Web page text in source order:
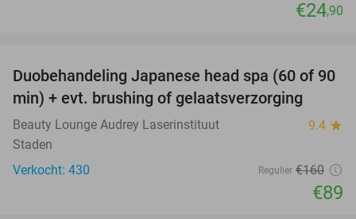
€24,90
44%
Duobehandeling Japanese head spa (60 of 90
min) + evt. brushing of gelaatsverzorging
Beauty Lounge Audrey Laserinstituut 9.4 star
Staden
Verkocht: 430
Regulier €160
€89